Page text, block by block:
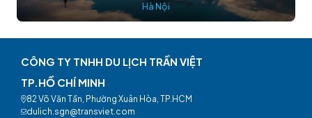
Hà Nội
CÔNG TY TNHH DU LỊCH TRẦN VIỆT
TP.HỒ CHÍ MINH
82 Võ Văn Tần, Phường Xuân Hòa, TP.HCM
dulich.sgn@transviet.com